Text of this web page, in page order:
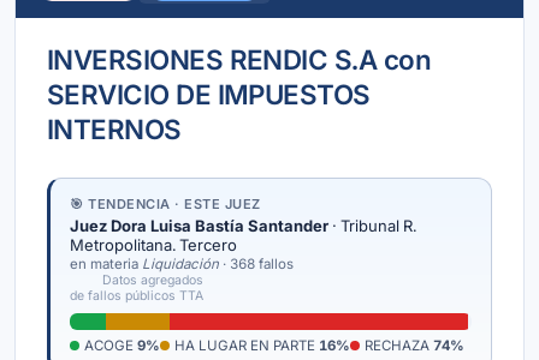
INVERSIONES RENDIC S.A con
SERVICIO DE IMPUESTOS
INTERNOS
🎯 TENDENCIA · ESTE JUEZ
Juez Dora Luisa Bastía Santander · Tribunal R.
Metropolitana. Tercero
en materia Liquidación · 368 fallos
Datos agregados
de fallos públicos TTA
ACOGE 9% HA LUGAR EN PARTE 16% RECHAZA 74%